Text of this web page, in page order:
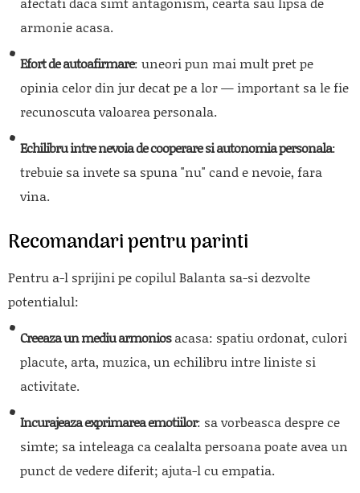
armonie acasa.
Efort de autoafirmare: uneori pun mai mult pret pe
opinia celor din jur decat pe a lor — important sa le fie
recunoscuta valoarea personala.
Echilibru intre nevoia de cooperare si autonomia personala:
trebuie sa invete sa spuna "nu" cand e nevoie, fara
vina.
Recomandari pentru parinti
Pentru a-l sprijini pe copilul Balanta sa-si dezvolte
potentialul:
Creeaza un mediu armoniosacasa: spatiu ordonat, culori
placute, arta, muzica, un echilibru intre liniste si
activitate.
Incurajeaza exprimarea emotiilor: sa vorbeasca despre ce
simte; sa inteleaga ca cealalta persoana poate avea un
punct de vedere diferit; ajuta-l cu empatia.